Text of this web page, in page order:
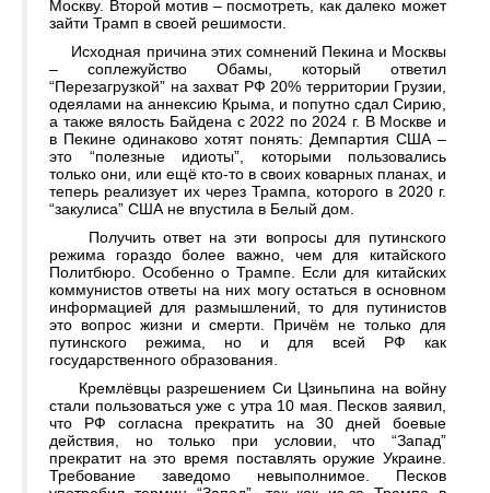
Москву. Второй мотив – посмотреть, как далеко может
зайти Трамп в своей решимости.
Исходная причина этих сомнений Пекина и Москвы
– соплежуйство Обамы, который ответил
“Перезагрузкой” на захват РФ 20% территории Грузии,
одеялами на аннексию Крыма, и попутно сдал Сирию,
а также вялость Байдена с 2022 по 2024 г. В Москве и
в Пекине одинаково хотят понять: Демпартия США –
это “полезные идиоты”, которыми пользовались
только они, или ещё кто-то в своих коварных планах, и
теперь реализует их через Трампа, которого в 2020 г.
“закулиса” США не впустила в Белый дом.
Получить ответ на эти вопросы для путинского
режима гораздо более важно, чем для китайского
Политбюро. Особенно о Трампе. Если для китайских
коммунистов ответы на них могу остаться в основном
информацией для размышлений, то для путинистов
это вопрос жизни и смерти. Причём не только для
путинского режима, но и для всей РФ как
государственного образования.
Кремлёвцы разрешением Си Цзиньпина на войну
стали пользоваться уже с утра 10 мая. Песков заявил,
что РФ согласна прекратить на 30 дней боевые
действия, но только при условии, что “Запад”
прекратит на это время поставлять оружие Украине.
Требование заведомо невыполнимое. Песков